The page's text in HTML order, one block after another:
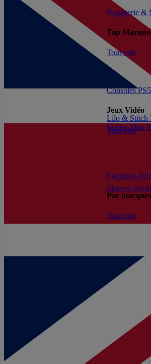
Figurines
Par marques
Tout voir
Consoles PS5
Jeux Vidéo
Tout voir
Bagagerie &
Top
Tout voir
Sleeves
Lilo & Stitch
Spider-Man